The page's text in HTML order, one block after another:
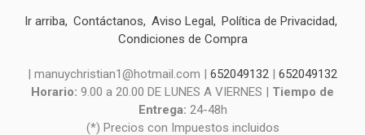
Ir arriba Contáctanos Aviso Legal
Política de Privacidad
Condiciones de Compra
| manuychristian1@hotmail.com | 652049132
652049132
Horario: 9.00 a 20.00 DE LUNES A VIERNES | Tiempo de
Entrega: 24-48h
(*) Precios con Impuestos incluidos